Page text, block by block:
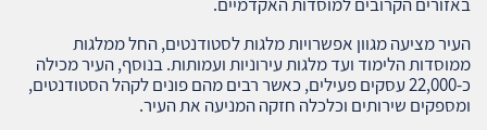
העיר מציעה מגוון אפשרויות מלגות לסטודנטים, החל ממלגות
ממוסדות הלימוד ועד מלגות עירוניות ועמותות. בנוסף, העיר מכילה
כ-22,000 עסקים פעילים, כאשר רבים מהם פונים לקהל הסטודנטים,
ומספקים שירותים וכלכלה חזקה המניעה את העיר.